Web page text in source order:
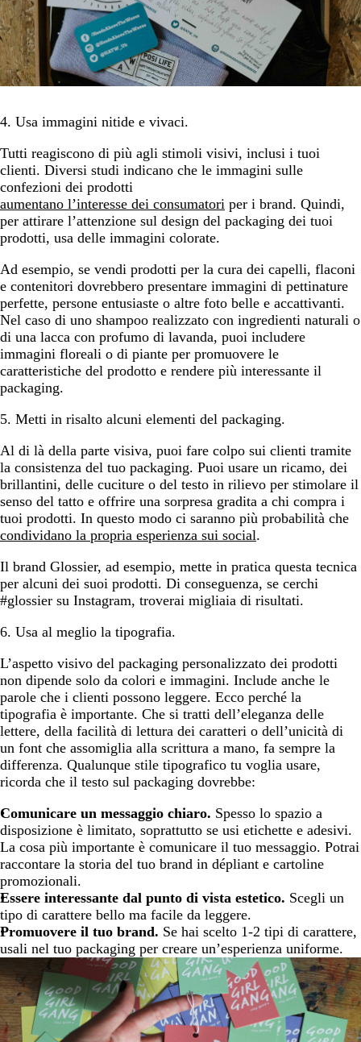
4. Usa immagini nitide e vivaci.
Tutti reagiscono di più agli stimoli visivi, inclusi i tuoi
clienti. Diversi studi indicano che le immagini sulle
confezioni dei prodotti
aumentano l’interesse dei consumatori per i brand. Quindi,
per attirare l’attenzione sul design del packaging dei tuoi
prodotti, usa delle immagini colorate.
Ad esempio, se vendi prodotti per la cura dei capelli, flaconi
e contenitori dovrebbero presentare immagini di pettinature
perfette, persone entusiaste o altre foto belle e accattivanti.
Nel caso di uno shampoo realizzato con ingredienti naturali o
di una lacca con profumo di lavanda, puoi includere
immagini floreali o di piante per promuovere le
caratteristiche del prodotto e rendere più interessante il
packaging.
5. Metti in risalto alcuni elementi del packaging.
Al di là della parte visiva, puoi fare colpo sui clienti tramite
la consistenza del tuo packaging. Puoi usare un ricamo, dei
brillantini, delle cuciture o del testo in rilievo per stimolare il
senso del tatto e offrire una sorpresa gradita a chi compra i
tuoi prodotti. In questo modo ci saranno più probabilità che
condividano la propria esperienza sui social.
Il brand Glossier, ad esempio, mette in pratica questa tecnica
per alcuni dei suoi prodotti. Di conseguenza, se cerchi
#glossier su Instagram, troverai migliaia di risultati.
6. Usa al meglio la tipografia.
L’aspetto visivo del packaging personalizzato dei prodotti
non dipende solo da colori e immagini. Include anche le
parole che i clienti possono leggere. Ecco perché la
tipografia è importante. Che si tratti dell’eleganza delle
lettere, della facilità di lettura dei caratteri o dell’unicità di
un font che assomiglia alla scrittura a mano, fa sempre la
differenza. Qualunque stile tipografico tu voglia usare,
ricorda che il testo sul packaging dovrebbe:
Comunicare un messaggio chiaro. Spesso lo spazio a
disposizione è limitato, soprattutto se usi etichette e adesivi.
La cosa più importante è comunicare il tuo messaggio. Potrai
raccontare la storia del tuo brand in dépliant e cartoline
promozionali.
Essere interessante dal punto di vista estetico. Scegli un
tipo di carattere bello ma facile da leggere.
Promuovere il tuo brand. Se hai scelto 1-2 tipi di carattere,
usali nel tuo packaging per creare un’esperienza uniforme.